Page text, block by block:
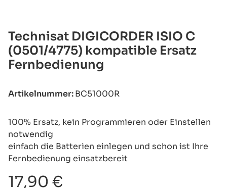
Technisat DIGICORDER ISIO C
(0501/4775) kompatible Ersatz
Fernbedienung
Artikelnummer:BC51000R
100% Ersatz, kein Programmieren oder Einstellen
notwendig
einfach die Batterien einlegen und schon ist Ihre
Fernbedienung einsatzbereit
17,90 €